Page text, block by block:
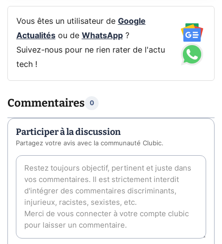
Vous êtes un utilisateur de Google
Actualitésou de WhatsApp?
Suivez-nous pour ne rien rater de l'actu
tech !
Commentaires 0
Participer à la discussion
Partagez votre avis avec la communauté Clubic.